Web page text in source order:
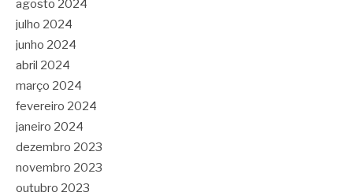
agosto 2024
julho 2024
junho 2024
abril 2024
março 2024
fevereiro 2024
janeiro 2024
dezembro 2023
novembro 2023
outubro 2023